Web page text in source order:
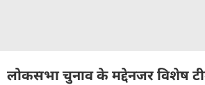
लोकसभा चुनाव के मद्देनजर विशेष